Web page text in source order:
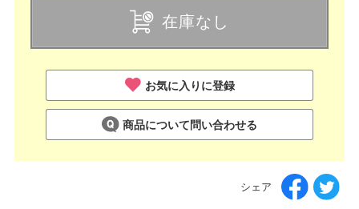
在庫なし
お気に入りに登録
商品について問い合わせる
シェア